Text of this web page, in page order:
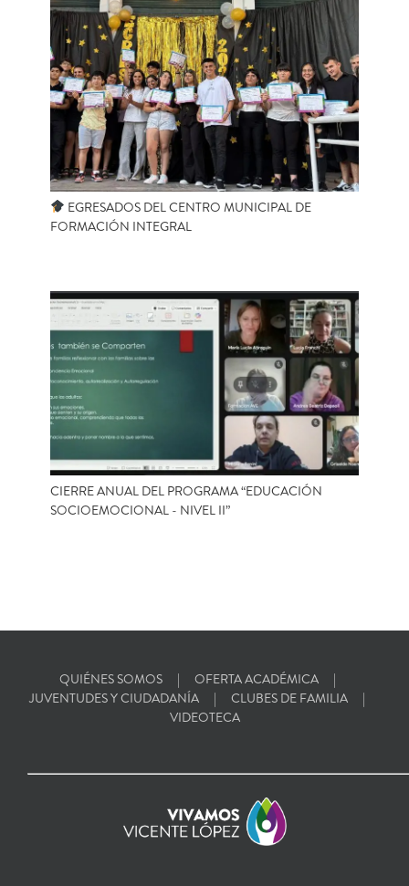
EGRESADOS DEL CENTRO MUNICIPAL DE
FORMACIÓN INTEGRAL
CIERRE ANUAL DEL PROGRAMA “EDUCACIÓN
SOCIOEMOCIONAL - NIVEL II”
QUIÉNES SOMOS
OFERTA ACADÉMICA
JUVENTUDES Y CIUDADANÍA
CLUBES DE FAMILIA
VIDEOTECA